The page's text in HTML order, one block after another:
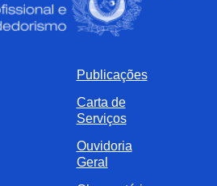
Publicações
Carta de
Serviços
Ouvidoria
Geral